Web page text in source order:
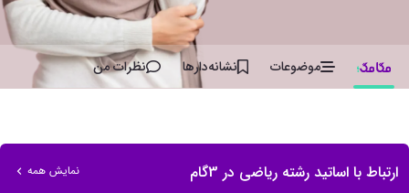
موضوعات نشانه‌دار‌ها نظرات من
ارتباط با اساتید رشته ریاضی در 3گام نمایش همه